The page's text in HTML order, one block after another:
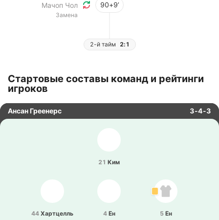
Мачоп Чол
Замена
90+9’
2-й тайм 2:1
Стартовые составы команд и рейтинги
игроков
Ансан Греенерс 3-4-3
21 Ким
44 Ха­ртцелль 4 Ён 5 Ён